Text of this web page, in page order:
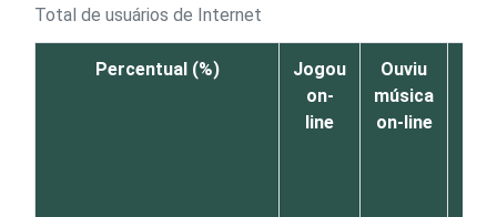
Total de usuários de Internet
Percentual (%)
Jogou
on-
line
Ouviu
música
on-line